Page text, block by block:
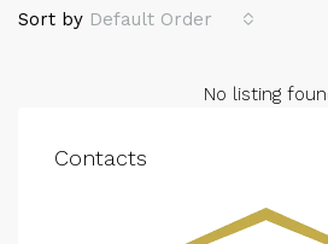
Sort by Default Order
No listing
Contacts